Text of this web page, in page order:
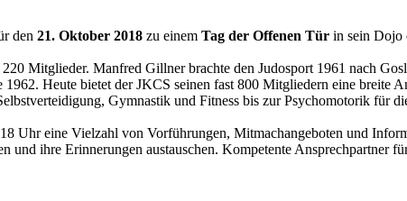
den 21. Oktober 2018 zu einem Tag der Offenen Tür in sein Dojo
Mitglieder. Manfred Gillner brachte den Judosport 1961 nach
Heute bietet der JKCS seinen fast 800 Mitgliedern eine breite
Gymnastik und Fitness bis zur Psychomotorik für
Uhr eine Vielzahl von Vorführungen, Mitmachangeboten und
und ihre Erinnerungen austauschen. Kompetente Ansprechpartner